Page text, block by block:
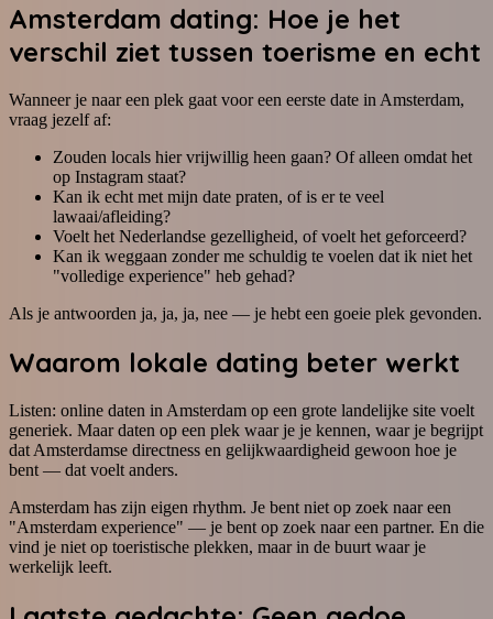
Amsterdam dating: Hoe je het
verschil ziet tussen toerisme en echt
Wanneer je naar een plek gaat voor een eerste date in Amsterdam,
vraag jezelf af:
Zouden locals hier vrijwillig heen gaan? Of alleen omdat het
op Instagram staat?
Kan ik echt met mijn date praten, of is er te veel
lawaai/afleiding?
Voelt het Nederlandse gezelligheid, of voelt het geforceerd?
Kan ik weggaan zonder me schuldig te voelen dat ik niet het
"volledige experience" heb gehad?
Als je antwoorden ja, ja, ja, nee — je hebt een goeie plek gevonden.
Waarom lokale dating beter werkt
Listen: online daten in Amsterdam op een grote landelijke site voelt
generiek. Maar daten op een plek waar je je kennen, waar je begrijpt
dat Amsterdamse directness en gelijkwaardigheid gewoon hoe je
bent — dat voelt anders.
Amsterdam has zijn eigen rhythm. Je bent niet op zoek naar een
"Amsterdam experience" — je bent op zoek naar een partner. En die
vind je niet op toeristische plekken, maar in de buurt waar je
werkelijk leeft.